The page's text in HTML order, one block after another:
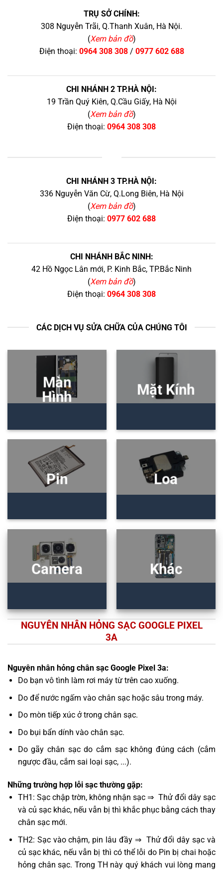
TRỤ SỞ CHÍNH:
308 Nguyễn Trãi, Q.Thanh Xuân, Hà Nội.
(Xem bản đồ)
Điện thoại: 0964 308 308/ 0977 602 688
CHI NHÁNH 2 TP.HÀ NỘI:
19 Trần Quý Kiên, Q.Cầu Giấy, Hà Nội
(Xem bản đồ)
Điện thoại: 0964 308 308
CHI NHÁNH 3 TP.HÀ NỘI:
336 Nguyễn Văn Cừ, Q.Long Biên, Hà Nội
(Xem bản đồ)
Điện thoại: 0977 602 688
CHI NHÁNH BẮC NINH:
42 Hồ Ngọc Lân mới, P. Kinh Bắc, TP.Bắc Ninh
(Xem bản đồ)
Điện thoại: 0964 308 308
CÁC DỊCH VỤ SỬA CHỮA CỦA CHÚNG TÔI
Màn
Hình
Mặt Kính
Pin Loa
Camera Khác
NGUYÊN NHÂN HỎNG SẠC GOOGLE PIXEL
3A
Nguyên nhân hỏng chân sạc Google Pixel 3a:
Do bạn vô tình làm rơi máy từ trên cao xuống.
Do để nước ngấm vào chân sạc hoặc sâu trong máy.
Do mòn tiếp xúc ở trong chân sạc.
Do bụi bẩn dính vào chân sạc.
Do gãy chân sạc do cắm sạc không đúng cách (cắm
ngược đầu, cắm sai loại sạc, ...).
Những trường hợp lỗi sạc thường gặp:
TH1: Sạc chập trờn, không nhận sạc ⇒ Thử đổi dây sạc
và củ sạc khác, nếu vẫn bị thì khắc phục bằng cách thay
chân sạc mới.
TH2: Sạc vào chậm, pin lâu đầy ⇒ Thử đổi dây sạc và
củ sạc khác, nếu vẫn bị thì có thể lỗi do Pin bị chai hoặc
hỏng chân sạc. Trong TH này quý khách vui lòng mang